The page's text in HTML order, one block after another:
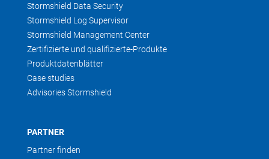
Stormshield Data Security
Stormshield Log Supervisor
Stormshield Management Center
Zertifizierte und qualifizierte-Produkte
Produktdatenblätter
Case studies
Advisories Stormshield
PARTNER
Partner finden